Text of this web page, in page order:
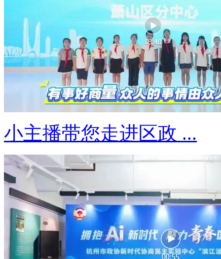
小主播带您走进区政 ...